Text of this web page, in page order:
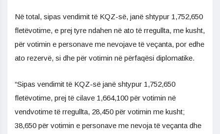
Në total, sipas vendimit të KQZ-së, janë shtypur 1,752,650
fletëvotime, e prej tyre ndahen në ato të rregullta, me kusht,
për votimin e personave me nevojave të veçanta, por edhe
ato rezervë, si dhe për votimin në përfaqësi diplomatike.
“Sipas vendimit të KQZ-së janë shtypur 1,752,650
fletëvotime, prej të cilave 1,664,100 për votimin në
vendvotime të rregullta, 28,450 për votimin me kusht;
38,650 për votimin e personave me nevoja të veçanta dhe